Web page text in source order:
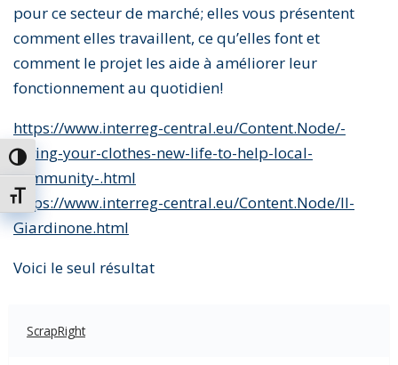
Passer en contraste élevé
Changer la taille de la police
pour ce secteur de marché; elles vous présentent
comment elles travaillent, ce qu’elles font et
comment le projet les aide à améliorer leur
fonctionnement au quotidien!
https://www.interreg-central.eu/Content.Node/-
Giving-your-clothes-new-life-to-help-local-
community-.html
https://www.interreg-central.eu/Content.Node/Il-
Giardinone.html
Voici le seul résultat
ScrapRight